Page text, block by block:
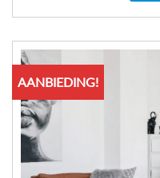
AANBIEDING!